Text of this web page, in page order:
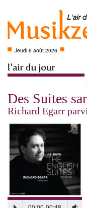
Jeudi 6 août 2026
Des Suites
Richard Egarr